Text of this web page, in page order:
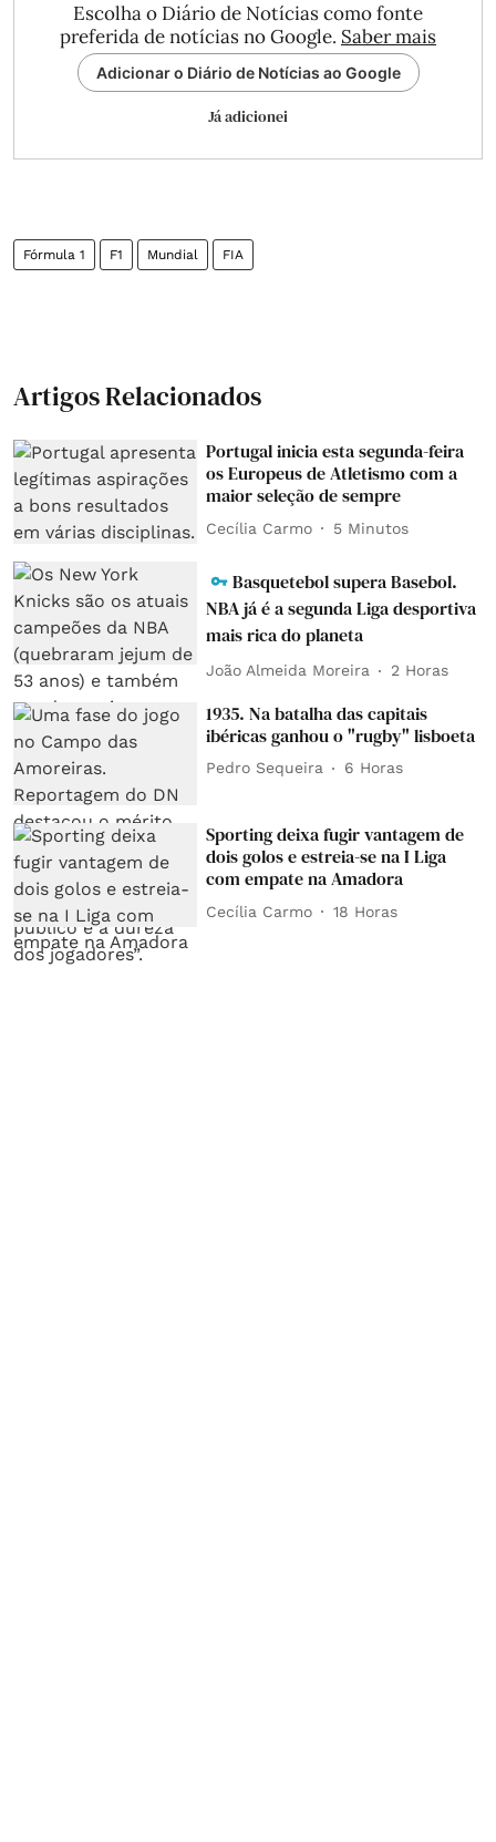
Escolha o Diário de Notícias como fonte
preferida de notícias no Google. Saber mais
Adicionar o Diário de Notícias ao Google
Já adicionei
Fórmula 1 F1 Mundial FIA
Artigos Relacionados
Portugal inicia esta segunda-feira
os Europeus de Atletismo com a
maior seleção de sempre
Cecília Carmo 5 Minutos
Basquetebol supera Basebol.
NBA já é a segunda Liga desportiva
mais rica do planeta
João Almeida Moreira 2 Horas
1935. Na batalha das capitais
ibéricas ganhou o "rugby" lisboeta
Pedro Sequeira 6 Horas
Sporting deixa fugir vantagem de
dois golos e estreia-se na I Liga
com empate na Amadora
Cecília Carmo 18 Horas